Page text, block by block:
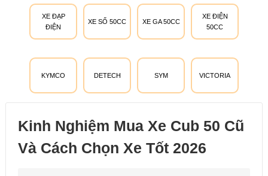
XE ĐẠP
ĐIỆN
XE SỐ 50CC XE GA 50CC
XE ĐIỆN
50CC
KYMCO DETECH SYM VICTORIA
Kinh Nghiệm Mua Xe Cub 50 Cũ
Và Cách Chọn Xe Tốt 2026